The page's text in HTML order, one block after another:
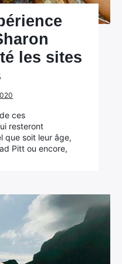
les sites
ces
resteront
que soit leur âge,
Pitt ou encore,